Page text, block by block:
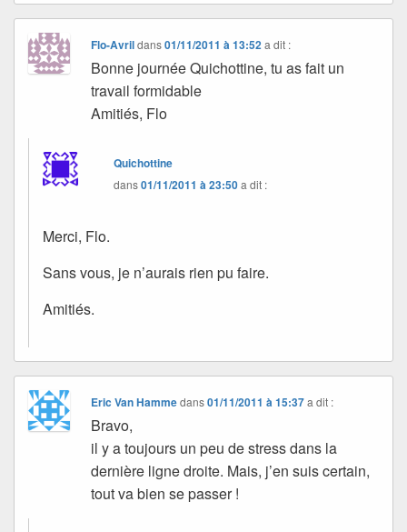
Flo-Avrildans01/11/2011 à 13:52 a dit :
Bonne journée Quichottine, tu as fait un
travail formidable
Amitiés, Flo
Quichottine
dans01/11/2011 à 23:50a dit :
Merci, Flo.
Sans vous, je n’aurais rien pu faire.
Amitiés.
Eric Van Hammedans01/11/2011 à 15:37 a dit :
Bravo,
il y a toujours un peu de stress dans la
dernière ligne droite. Mais, j’en suis certain,
tout va bien se passer !